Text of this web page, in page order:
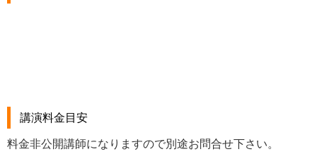
講演料金目安
料金非公開講師になりますので別途お問合せ下さい。